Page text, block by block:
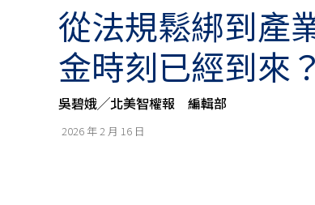
申
請
│
商
標
申
請
從法規鬆綁到產
金時刻已經到來？
吳碧娥╱北美智權報 編輯部
2026 年 2 月 16 日